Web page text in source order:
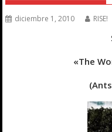
diciembre 1, 2010 RISE!
«The